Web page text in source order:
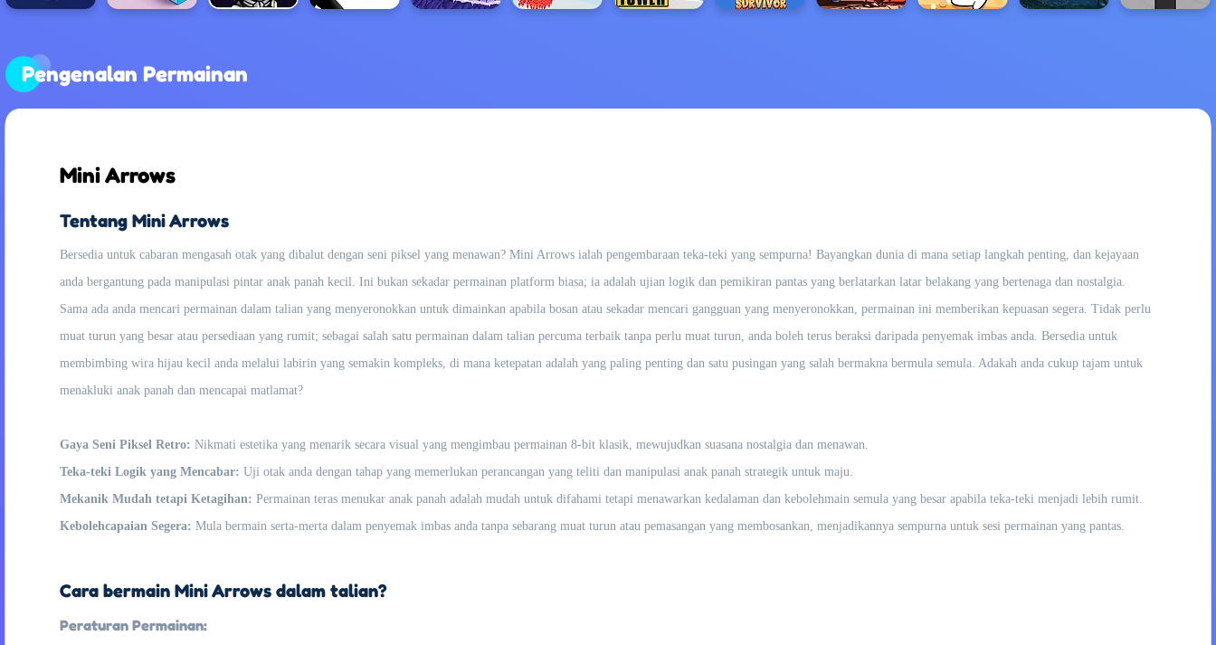
Pengenalan Permainan
Mini Arrows
Tentang Mini Arrows
Bersedia untuk cabaran mengasah otak yang dibalut dengan seni piksel yang menawan? Mini Arrows ialah pengembaraan teka-teki yang sempurna! Bayangkan dunia di mana setiap langkah penting, dan kejayaan
anda bergantung pada manipulasi pintar anak panah kecil. Ini bukan sekadar permainan platform biasa; ia adalah ujian logik dan pemikiran pantas yang berlatarkan latar belakang yang bertenaga dan nostalgia.
Sama ada anda mencari permainan dalam talian yang menyeronokkan untuk dimainkan apabila bosan atau sekadar mencari gangguan yang menyeronokkan, permainan ini memberikan kepuasan segera. Tidak perlu
muat turun yang besar atau persediaan yang rumit; sebagai salah satu permainan dalam talian percuma terbaik tanpa perlu muat turun, anda boleh terus beraksi daripada penyemak imbas anda. Bersedia untuk
membimbing wira hijau kecil anda melalui labirin yang semakin kompleks, di mana ketepatan adalah yang paling penting dan satu pusingan yang salah bermakna bermula semula. Adakah anda cukup tajam untuk
menakluki anak panah dan mencapai matlamat?
Gaya Seni Piksel Retro: Nikmati estetika yang menarik secara visual yang mengimbau permainan 8-bit klasik, mewujudkan suasana nostalgia dan menawan.
Teka-teki Logik yang Mencabar: Uji otak anda dengan tahap yang memerlukan perancangan yang teliti dan manipulasi anak panah strategik untuk maju.
Mekanik Mudah tetapi Ketagihan: Permainan teras menukar anak panah adalah mudah untuk difahami tetapi menawarkan kedalaman dan kebolehmain semula yang besar apabila teka-teki menjadi lebih rumit.
Kebolehcapaian Segera: Mula bermain serta-merta dalam penyemak imbas anda tanpa sebarang muat turun atau pemasangan yang membosankan, menjadikannya sempurna untuk sesi permainan yang pantas.
Cara bermain Mini Arrows dalam talian?
Peraturan Permainan: